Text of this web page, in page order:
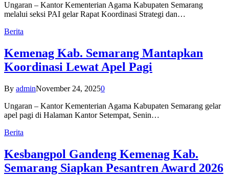
Ungaran – Kantor Kementerian Agama Kabupaten Semarang
melalui seksi PAI gelar Rapat Koordinasi Strategi dan…
Berita
Kemenag Kab. Semarang Mantapkan
Koordinasi Lewat Apel Pagi
By adminNovember 24, 20250
Ungaran – Kantor Kementerian Agama Kabupaten Semarang gelar
apel pagi di Halaman Kantor Setempat, Senin…
Berita
Kesbangpol Gandeng Kemenag Kab.
Semarang Siapkan Pesantren Award 2026